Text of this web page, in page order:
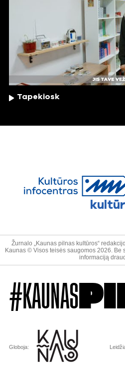
Tapekiosk
Žurnalo „Kaunas pilnas kultūros“
Kaunas © Visos teisės saugomos 2026. Be
informaciją
#KAUNAS
Globoja: